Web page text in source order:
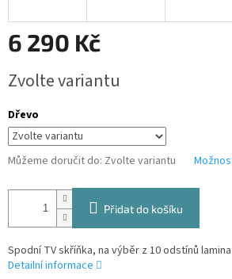
6 290 Kč
cena:
Zvolte variantu
Dřevo
Můžeme doručit do: Zvolte variantu
Přidat do košíku
Spodní TV skříňka, na výběr z 10 odstínů lamina
Detailní informace